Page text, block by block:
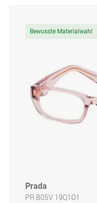
Bewusste Materialwahl
Prada
PR B05V 19Q1O1